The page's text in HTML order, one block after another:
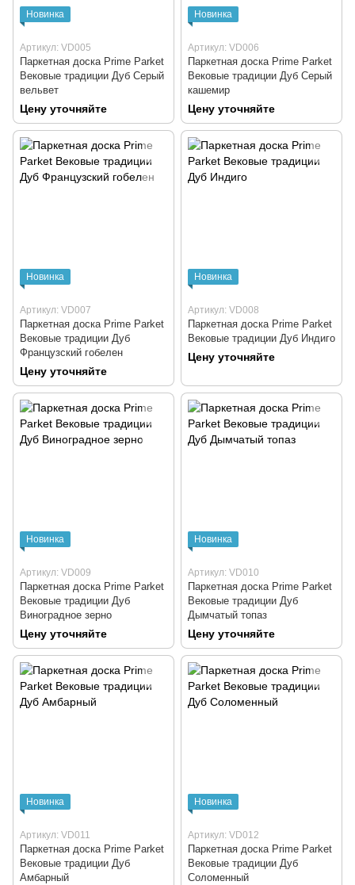
Новинка
Артикул: VD005
Паркетная доска Prime Parket
Вековые традиции Дуб Серый
вельвет
Цену уточняйте
Новинка
Артикул: VD006
Паркетная доска Prime Parket
Вековые традиции Дуб Серый
кашемир
Цену уточняйте
Новинка
Артикул: VD007
Паркетная доска Prime Parket
Вековые традиции Дуб
Французский гобелен
Цену уточняйте
Новинка
Артикул: VD008
Паркетная доска Prime Parket
Вековые традиции Дуб Индиго
Цену уточняйте
Новинка
Артикул: VD009
Паркетная доска Prime Parket
Вековые традиции Дуб
Виноградное зерно
Цену уточняйте
Новинка
Артикул: VD010
Паркетная доска Prime Parket
Вековые традиции Дуб
Дымчатый топаз
Цену уточняйте
Новинка
Артикул: VD011
Паркетная доска Prime Parket
Вековые традиции Дуб
Амбарный
Новинка
Артикул: VD012
Паркетная доска Prime Parket
Вековые традиции Дуб
Соломенный